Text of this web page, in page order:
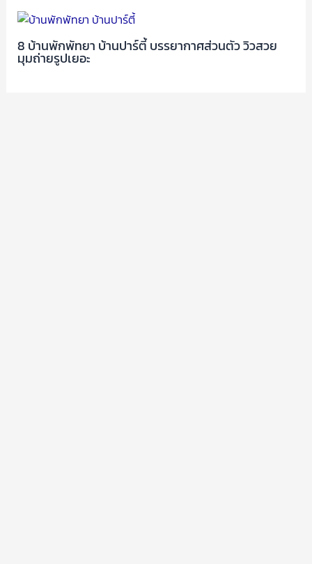
8 บ้านพักพัทยา บ้านปาร์ตี้ บรรยากาศส่วนตัว วิวสวย
มุมถ่ายรูปเยอะ